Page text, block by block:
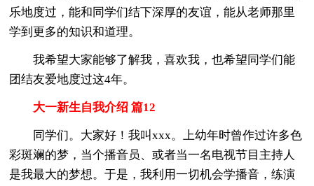
乐地度过，能和同学们结下深厚的友谊，能从老师那里
学到更多的知识和道理。
我希望大家能够了解我，喜欢我，也希望同学们能
团结友爱地度过这4年。
大一新生自我介绍 篇12
同学们。大家好！我叫xxx。上幼年时曾作过许多色
彩斑斓的梦，当个播音员、或者当一名电视节目主持人
是我最大的梦想。于是，我利用一切机会学播音，练演